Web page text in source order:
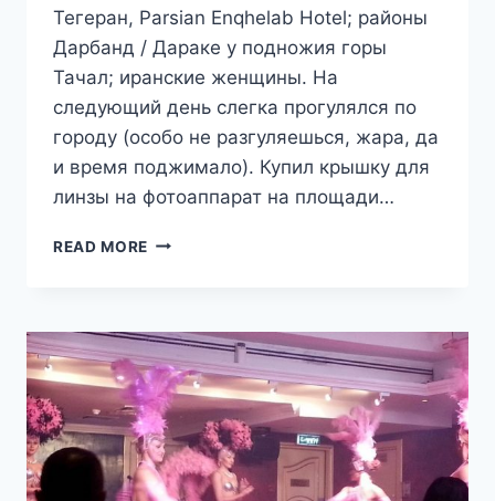
Тегеран, Parsian Enqhelab Hotel; районы
Дарбанд / Дараке у подножия горы
Тачал; иранские женщины. На
следующий день слегка прогулялся по
городу (особо не разгуляешься, жара, да
и время поджимало). Купил крышку для
линзы на фотоаппарат на площади…
READ MORE ПУТЕШЕСТВИЕ
2.
ТЕГЕРАН:
“ВОЖДЬ
КРАСНОКОЖИХ”
АЛИ
И
ПРЕИМУЩЕСТВА
ЗАПРЕТА